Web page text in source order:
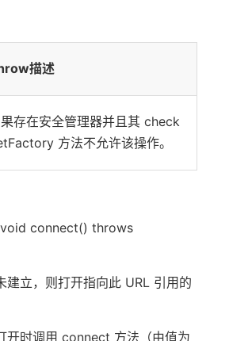
描述
存在安全管理器并且其 check
方法不允许该操作。
connect() throws
建立，则打开指向此 URL 引用的
开时调用 connect 方法（由值为